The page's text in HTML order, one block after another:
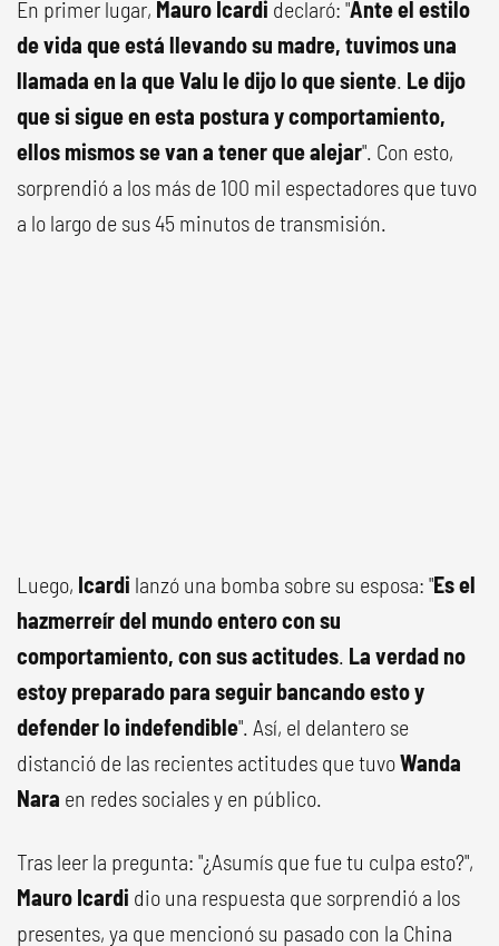
En primer lugar, Mauro Icardi declaró: "Ante el estilo
de vida que está llevando su madre, tuvimos una
llamada en la que Valu le dijo lo que siente. Le dijo
que si sigue en esta postura y comportamiento,
ellos mismos se van a tener que alejar". Con esto,
sorprendió a los más de 100 mil espectadores que tuvo
a lo largo de sus 45 minutos de transmisión.
Luego, Icardi lanzó una bomba sobre su esposa: "Es el
hazmerreír del mundo entero con su
comportamiento, con sus actitudes. La verdad no
estoy preparado para seguir bancando esto y
defender lo indefendible". Así, el delantero se
distanció de las recientes actitudes que tuvoWanda
Nara en redes sociales y en público.
Tras leer la pregunta: "¿Asumís que fue tu culpa esto?",
Mauro Icardi dio una respuesta que sorprendió a los
presentes, ya que mencionó su pasado con la China